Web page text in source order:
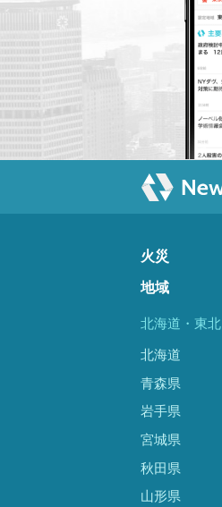
火災
地域
北海道・東北
北海道
青森県
岩手県
宮城県
秋田県
山形県